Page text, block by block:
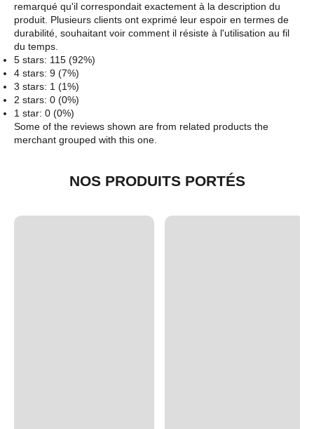
remarqué qu'il correspondait exactement à la description du
produit. Plusieurs clients ont exprimé leur espoir en termes de
durabilité, souhaitant voir comment il résiste à l'utilisation au fil
du temps.
5 stars: 115 (92%)
4 stars: 9 (7%)
3 stars: 1 (1%)
2 stars: 0 (0%)
1 star: 0 (0%)
Some of the reviews shown are from related products the
merchant grouped with this one.
NOS PRODUITS PORTÉS